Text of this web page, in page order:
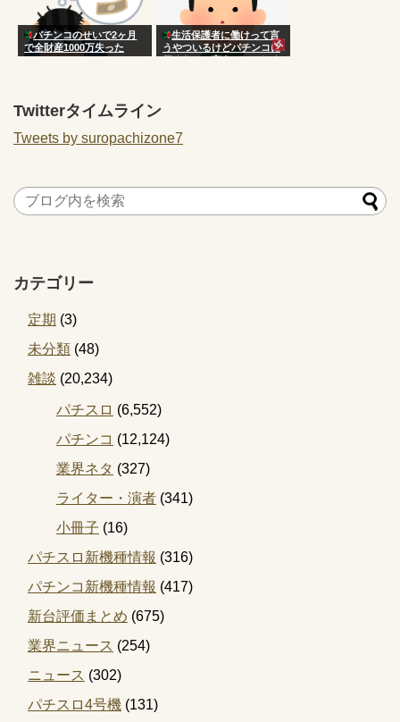
パチンコのせいで2ヶ月
で全財産1000万失った
生活保護者に働けって言
うやついるけどパチンコに
行くなって言うのおかしく
Twitterタイムライン
Tweets by suropachizone7
カテゴリー
定期 (3)
未分類 (48)
雑談 (20,234)
パチスロ (6,552)
パチンコ (12,124)
業界ネタ (327)
ライター・演者 (341)
小冊子 (16)
パチスロ新機種情報 (316)
パチンコ新機種情報 (417)
新台評価まとめ (675)
業界ニュース (254)
ニュース (302)
パチスロ4号機 (131)